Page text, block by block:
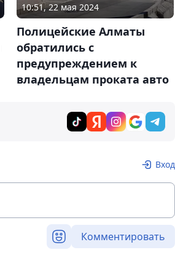
10:51, 22 мая 2024
Полицейские Алматы
обратились с
предупреждением к
владельцам проката авто
Вход
Комментировать